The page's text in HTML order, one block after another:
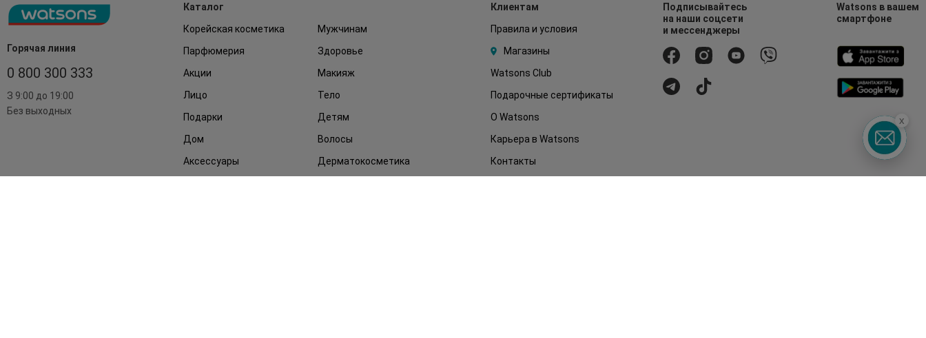
Горячая линия
0 800 300 333
З 9:00 до 19:00
Без выходных
Каталог
Корейская косметика
Мужчинам
Парфюмерия
Здоровье
Акции
Макияж
Лицо
Тело
Подарки
Детям
Дом
Волосы
Аксессуары
Дерматокосметика
Клиентам
Правила и условия
Магазины
Watsons Club
Подарочные сертификаты
О Watsons
Карьера в Watsons
Контакты
Подписывайтесь
на наши соцсети
и мессенджеры
Watsons в вашем
смартфоне
x